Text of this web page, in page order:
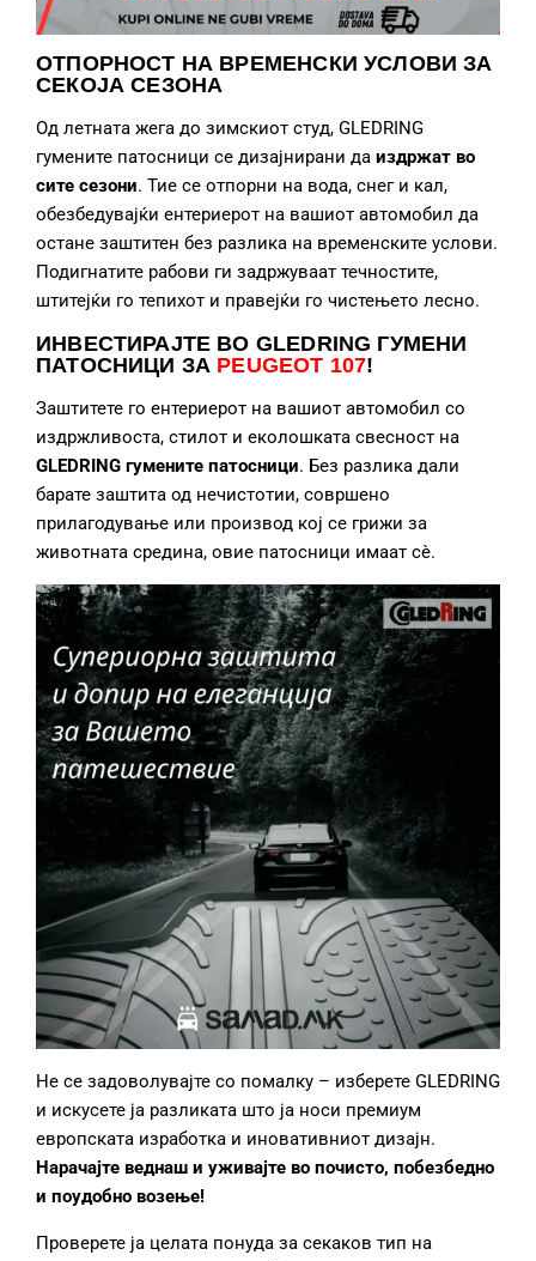
ОТПОРНОСТ НА ВРЕМЕНСКИ УСЛОВИ ЗА
СЕКОЈА СЕЗОНА
Од летната жега до зимскиот студ, GLEDRING
гумените патосници се дизајнирани да издржат во
сите сезони. Тие се отпорни на вода, снег и кал,
обезбедувајќи ентериерот на вашиот автомобил да
остане заштитен без разлика на временските услови.
Подигнатите рабови ги задржуваат течностите,
штитејќи го тепихот и правејќи го чистењето лесно.
ИНВЕСТИРАЈТЕ ВО GLEDRING ГУМЕНИ
ПАТОСНИЦИ ЗА PEUGEOT 107!
Заштитете го ентериерот на вашиот автомобил со
издржливоста, стилот и еколошката свесност на
GLEDRING гумените патосници. Без разлика дали
барате заштита од нечистотии, совршено
прилагодување или производ кој се грижи за
животната средина, овие патосници имаат сè.
Не се задоволувајте со помалку – изберете GLEDRING
и искусете ја разликата што ја носи премиум
европската изработка и иновативниот дизајн.
Нарачајте веднаш и уживајте во почисто, побезбедно
и поудобно возење!
Проверете ја целата понуда за секаков тип на